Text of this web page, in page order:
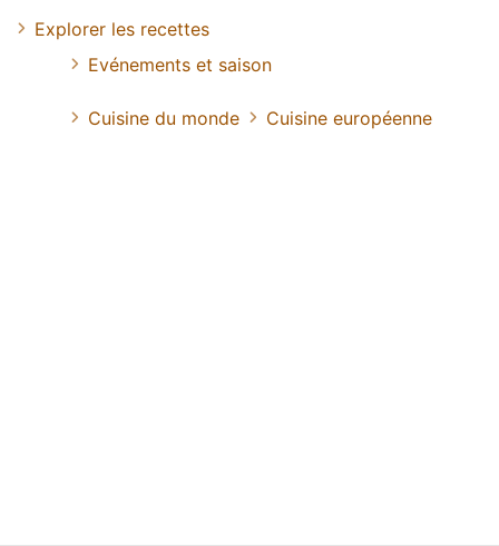
Explorer les recettes
Evénements et saison
Cuisine du monde Cuisine européenne